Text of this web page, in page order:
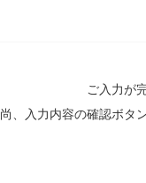
ご入力が
尚、入力内容の確認ボタ